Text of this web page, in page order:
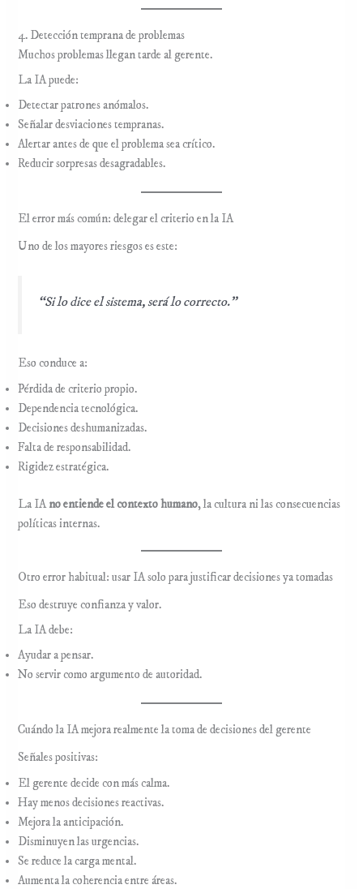
4. Detección temprana de problemas
Muchos problemas llegan tarde al gerente.
La IA puede:
Detectar patrones anómalos.
Señalar desviaciones tempranas.
Alertar antes de que el problema sea crítico.
Reducir sorpresas desagradables.
El error más común: delegar el criterio en la IA
Uno de los mayores riesgos es este:
“Si lo dice el sistema, será lo correcto.”
Eso conduce a:
Pérdida de criterio propio.
Dependencia tecnológica.
Decisiones deshumanizadas.
Falta de responsabilidad.
Rigidez estratégica.
La IAno entiende el contexto humano, la cultura ni las consecuencias
políticas internas.
Otro error habitual: usar IA solo para justificar decisiones ya tomadas
Eso destruye confianza y valor.
La IA debe:
Ayudar a pensar.
No servir como argumento de autoridad.
Cuándo la IA mejora realmente la toma de decisiones del gerente
Señales positivas:
El gerente decide con más calma.
Hay menos decisiones reactivas.
Mejora la anticipación.
Disminuyen las urgencias.
Se reduce la carga mental.
Aumenta la coherencia entre áreas.